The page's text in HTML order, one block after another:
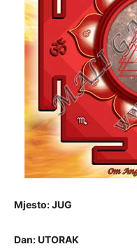
Mjesto:JUG
Dan:UTORAK